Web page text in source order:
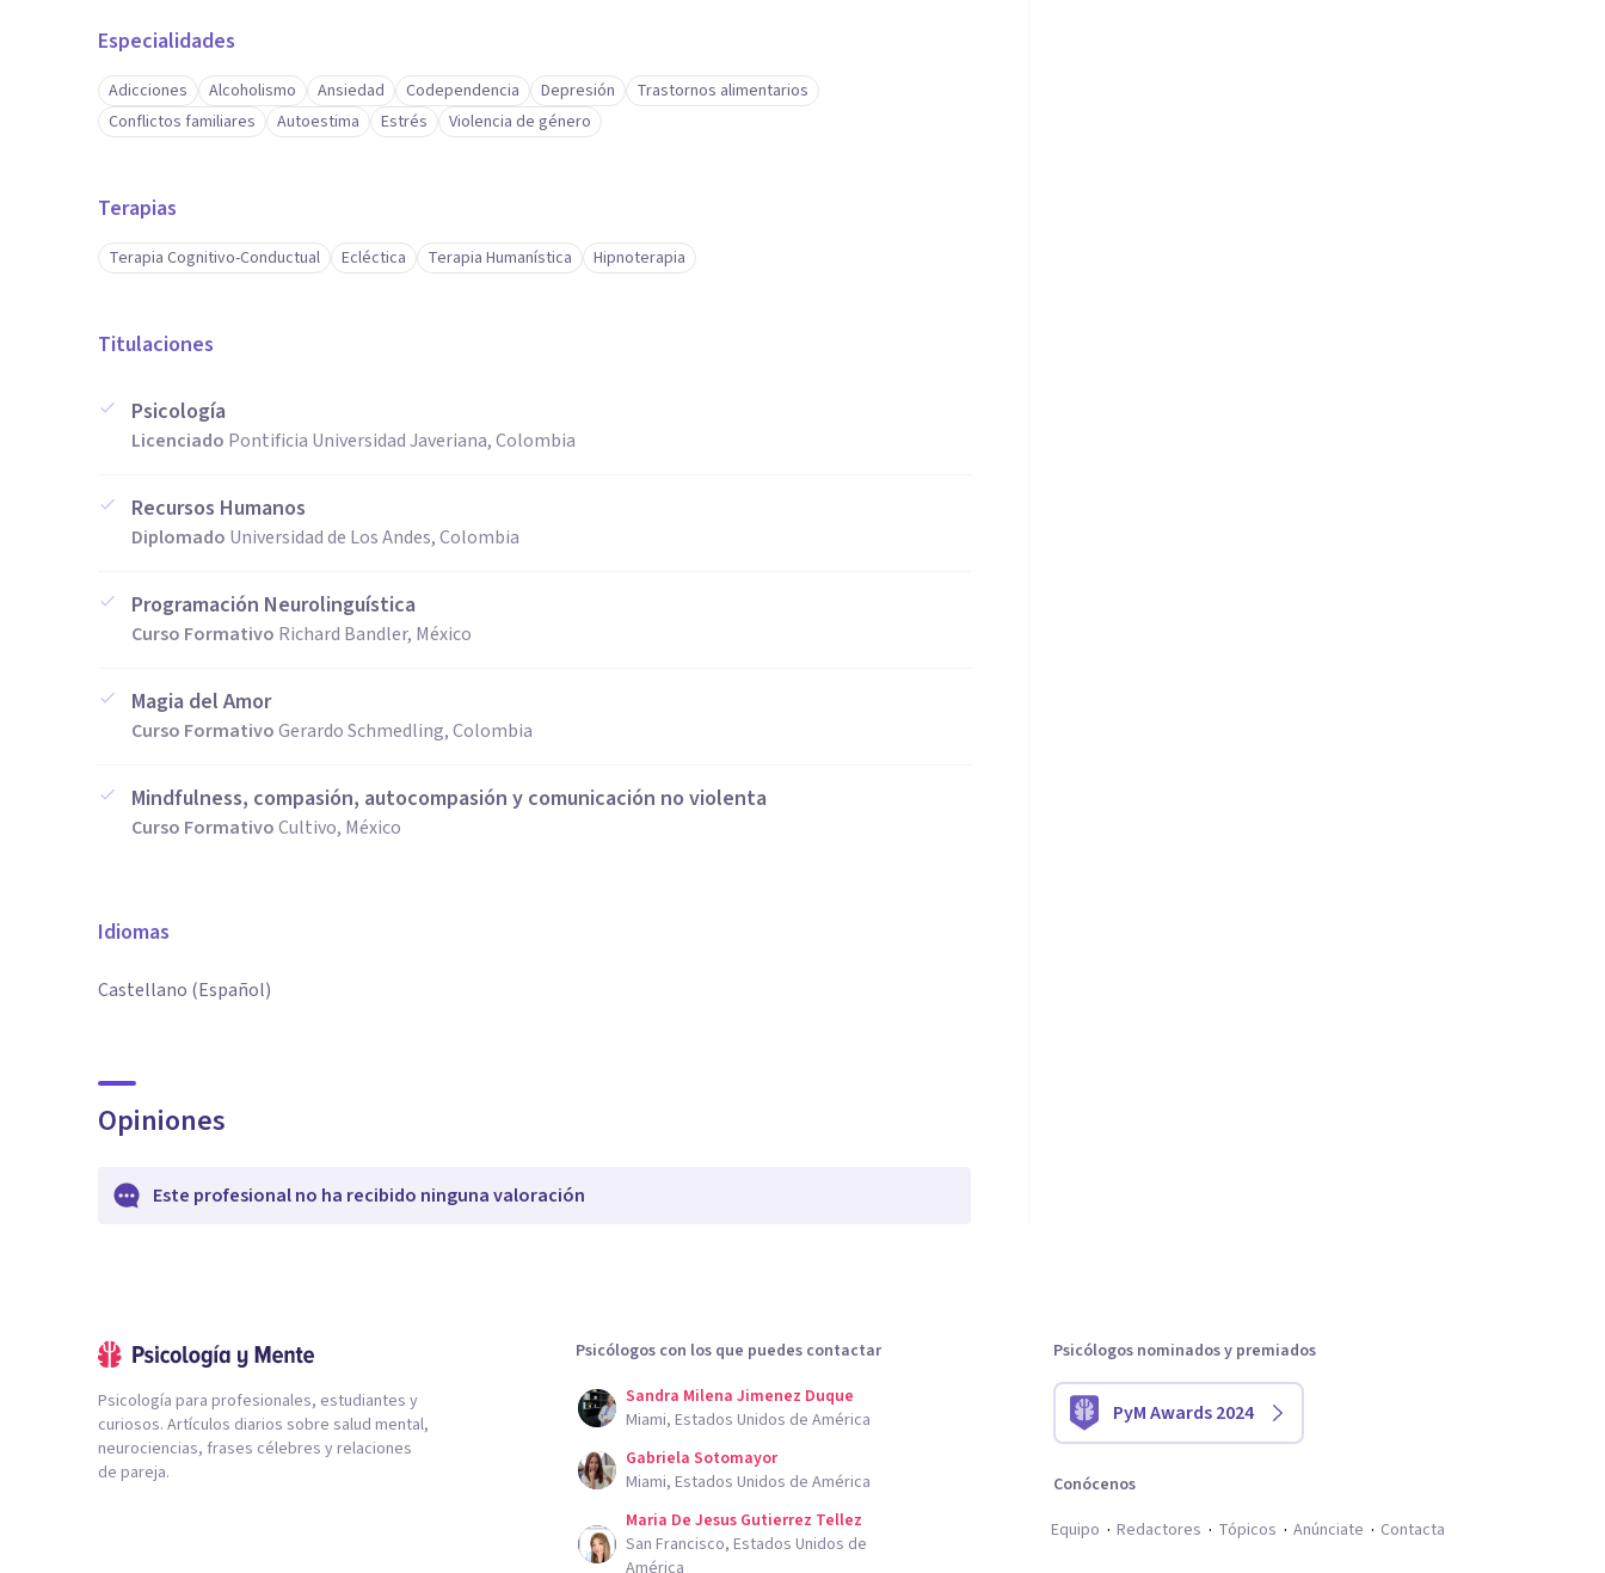
Especialidades
Adicciones Alcoholismo Ansiedad Codependencia Depresión
Trastornos alimentarios
Conflictos familiares
Autoestima Estrés Violencia de género
Terapias
Terapia Cognitivo-Conductual Ecléctica Terapia Humanística Hipnoterapia
Titulaciones
Psicología
Licenciado Pontificia Universidad Javeriana, Colombia
Recursos Humanos
Diplomado Universidad de Los Andes, Colombia
Programación Neurolinguística
Curso Formativo Richard Bandler, México
Magia del Amor
Curso FormativoGerardo Schmedling, Colombia
Mindfulness, compasión, autocompasión y comunicación no violenta
Curso FormativoCultivo, México
Idiomas
Castellano (Español)
Opiniones
Este profesional no ha recibido ninguna valoración
Psicología para profesionales, estudiantes y
curiosos. Artículos diarios sobre salud mental,
neurociencias, frases célebres y relaciones
de pareja.
Psicólogos con los que puedes contactar
Sandra Milena Jimenez Duque
Miami, Estados Unidos de América
Gabriela Sotomayor
Miami, Estados Unidos de América
Maria De Jesus Gutierrez Tellez
San Francisco, Estados Unidos de
América
Psicólogos nominados y premiados
PyM Awards 2024
Conócenos
Equipo
Redactores Tópicos Anúnciate Contacta